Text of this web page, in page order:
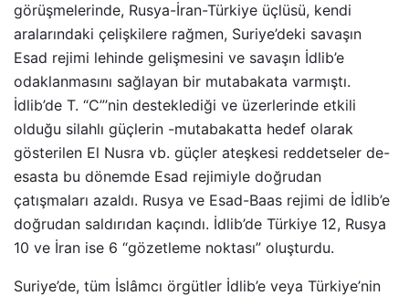
görüşmelerinde, Rusya-İran-Türkiye üçlüsü, kendi
aralarındaki çelişkilere rağmen, Suriye’deki savaşın
Esad rejimi lehinde gelişmesini ve savaşın İdlib’e
odaklanmasını sağlayan bir mutabakata varmıştı.
İdlib’de T. “C”’nin desteklediği ve üzerlerinde etkili
olduğu silahlı güçlerin -mutabakatta hedef olarak
gösterilen El Nusra vb. güçler ateşkesi reddetseler de-
esasta bu dönemde Esad rejimiyle doğrudan
çatışmaları azaldı. Rusya ve Esad-Baas rejimi de İdlib’e
doğrudan saldırıdan kaçındı. İdlib’de Türkiye 12, Rusya
10 ve İran ise 6 “gözetleme noktası” oluşturdu.
Suriye’de, tüm İslâmcı örgütler İdlib’e veya Türkiye’nin